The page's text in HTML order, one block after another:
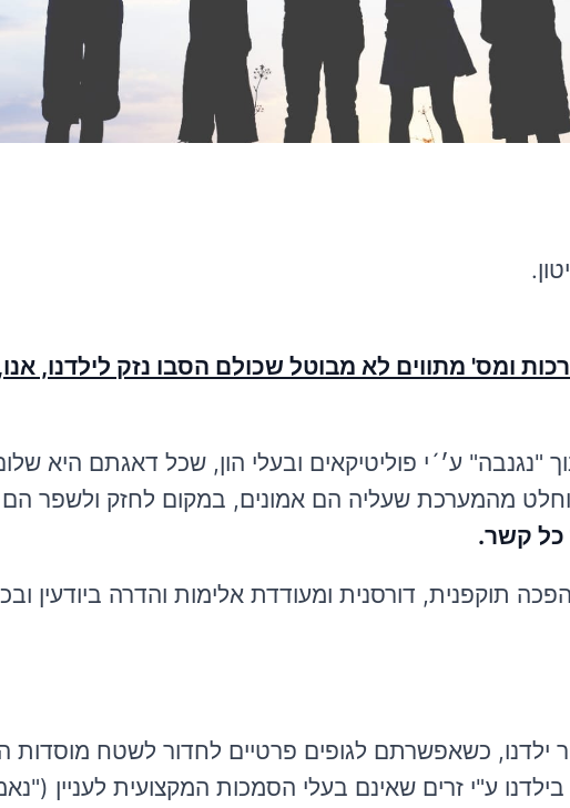
ומס' מתווים לא מבוטל שכולם הסבו נזק לילדנו,
"נגנבה" ע׳´י פוליטיקאים ובעלי הון, שכל דאגתם היא
מהמערכת שעליה הם אמונים, במקום לחזק ולשפר
כל קשר.
תוקפנית, דורסנית ומעודדת אלימות והדרה ביודעין
ילדנו, כשאפשרתם לגופים פרטיים לחדור לשטח מוסדות
בילדנו ע"י זרים שאינם בעלי הסמכות המקצועית לעניין